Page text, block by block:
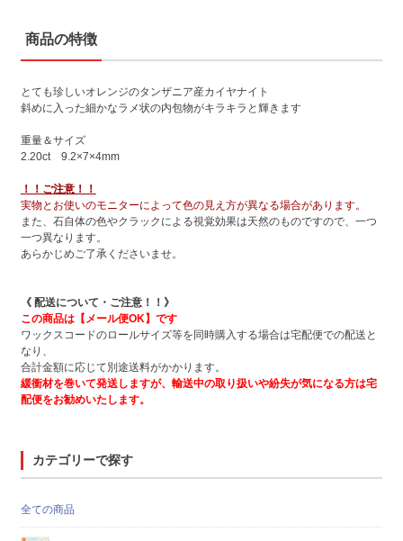
商品の特徴
とても珍しいオレンジのタンザニア産カイヤナイト
斜めに入った細かなラメ状の内包物がキラキラと輝きます
重量＆サイズ
2.20ct 9.2×7×4mm
！！ご注意！！
実物とお使いのモニターによって色の見え方が異なる場合があります。
また、石自体の色やクラックによる視覚効果は天然のものですので、一つ
一つ異なります。
あらかじめご了承くださいませ。
《 配送について・ご注意！！》
この商品は【メール便OK】です
ワックスコードのロールサイズ等を同時購入する場合は宅配便での配送と
なり、
合計金額に応じて別途送料がかかります。
緩衝材を巻いて発送しますが、輸送中の取り扱いや紛失が気になる方は宅
配便をお勧めいたします。
カテゴリーで探す
全ての商品